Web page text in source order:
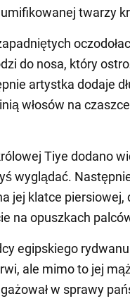
twarzy
do nosa, który
artystka dodaje
włosów na
Tiye dodano
wyglądać.
jej klatce piersiowej,
na opuszkach
egipskiego
ale mimo to jej
w sprawy